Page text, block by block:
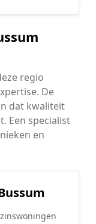
regio
De
dat kwaliteit
Een specialist
en